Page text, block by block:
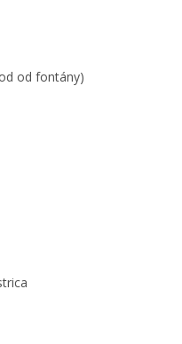
od fontány)